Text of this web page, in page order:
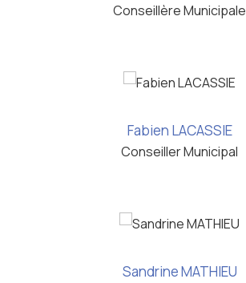
Conseillère Municipale
Fabien LACASSIE
Conseiller Municipal
Sandrine MATHIEU